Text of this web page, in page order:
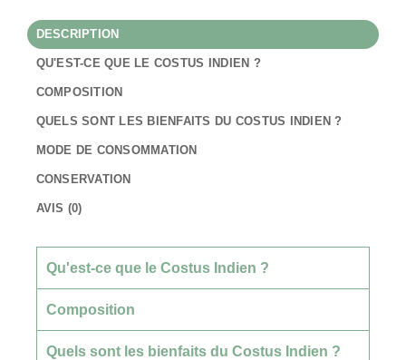
DESCRIPTION
QU'EST-CE QUE LE COSTUS INDIEN ?
COMPOSITION
QUELS SONT LES BIENFAITS DU COSTUS INDIEN ?
MODE DE CONSOMMATION
CONSERVATION
AVIS (0)
Qu'est-ce que le Costus Indien ?
Composition
Quels sont les bienfaits du Costus Indien ?